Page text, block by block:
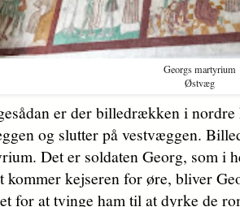
Georgs martyrium
Østvæg
er der billedrækken i nordre
og slutter på vestvæggen.
Det er soldaten Georg, som i
kommer kejseren for øre, bliver
for at tvinge ham til at dyrke de